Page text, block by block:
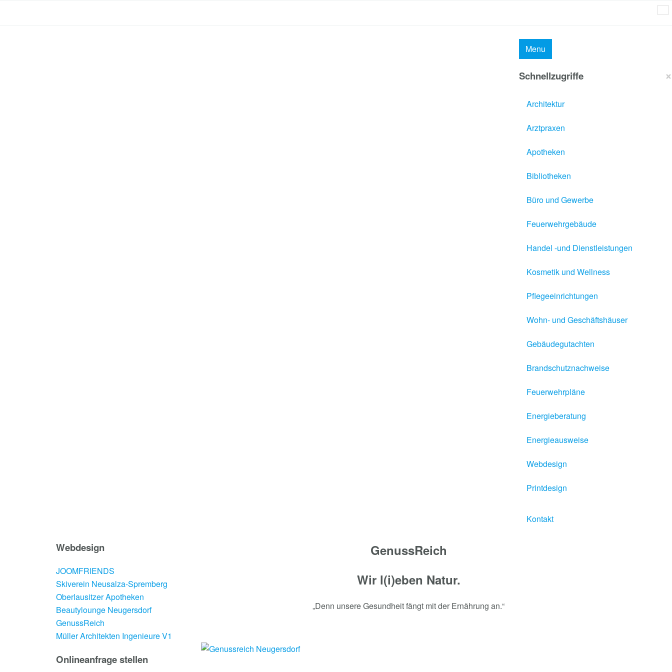
Menu
×
Schnellzugriffe
Architektur
Arztpraxen
Apotheken
Bibliotheken
Büro und Gewerbe
Feuerwehrgebäude
Handel -und Dienstleistungen
Kosmetik und Wellness
Pflegeeinrichtungen
Wohn- und Geschäftshäuser
Gebäudegutachten
Brandschutznachweise
Feuerwehrpläne
Energieberatung
Energieausweise
Webdesign
Printdesign
Kontakt
GenussReich
Wir l(i)eben Natur.
„Denn unsere Gesundheit fängt mit der Ernährung an.“
Webdesign
JOOMFRIENDS
Skiverein Neusalza-Spremberg
Oberlausitzer Apotheken
Beautylounge Neugersdorf
GenussReich
Müller Architekten Ingenieure V1
Onlineanfrage stellen